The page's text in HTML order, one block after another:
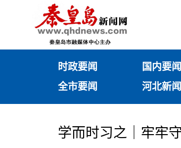
时政要闻 国内要闻
全市要闻
河北新闻
学而时习之｜牢牢